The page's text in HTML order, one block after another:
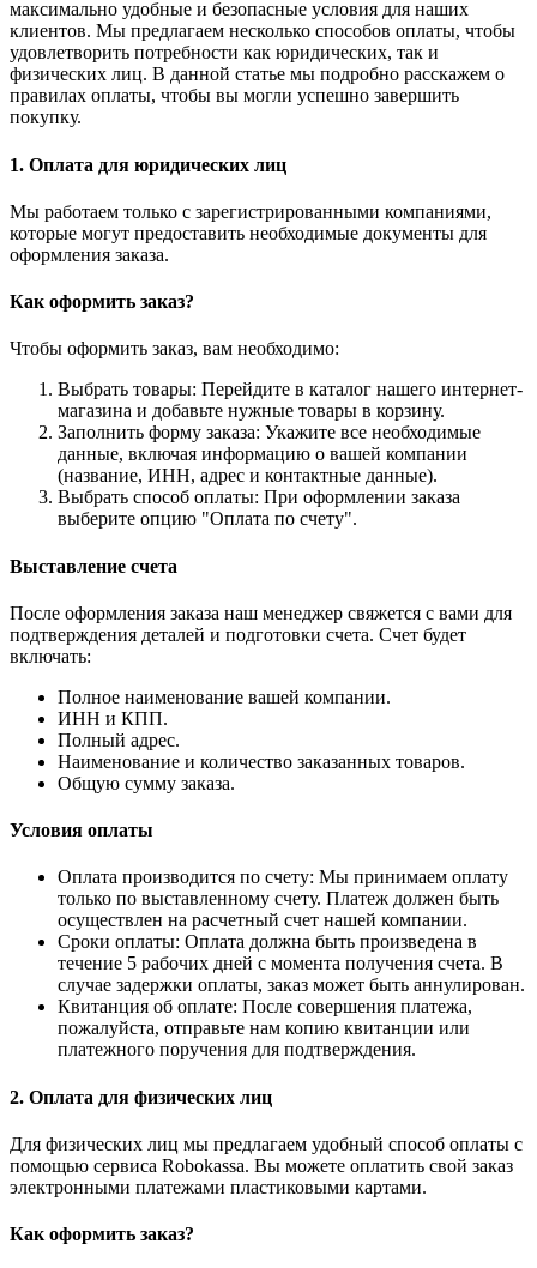
максимально удобные и безопасные условия для наших
клиентов. Мы предлагаем несколько способов оплаты, чтобы
удовлетворить потребности как юридических, так и
физических лиц. В данной статье мы подробно расскажем о
правилах оплаты, чтобы вы могли успешно завершить
покупку.
1. Оплата для юридических лиц
Мы работаем только с зарегистрированными компаниями,
которые могут предоставить необходимые документы для
оформления заказа.
Как оформить заказ?
Чтобы оформить заказ, вам необходимо:
Выбрать товары: Перейдите в каталог нашего интернет-
магазина и добавьте нужные товары в корзину.
Заполнить форму заказа: Укажите все необходимые
данные, включая информацию о вашей компании
(название, ИНН, адрес и контактные данные).
Выбрать способ оплаты: При оформлении заказа
выберите опцию "Оплата по счету".
Выставление счета
После оформления заказа наш менеджер свяжется с вами для
подтверждения деталей и подготовки счета. Счет будет
включать:
Полное наименование вашей компании.
ИНН и КПП.
Полный адрес.
Наименование и количество заказанных товаров.
Общую сумму заказа.
Условия оплаты
Оплата производится по счету: Мы принимаем оплату
только по выставленному счету. Платеж должен быть
осуществлен на расчетный счет нашей компании.
Сроки оплаты: Оплата должна быть произведена в
течение 5 рабочих дней с момента получения счета. В
случае задержки оплаты, заказ может быть аннулирован.
Квитанция об оплате: После совершения платежа,
пожалуйста, отправьте нам копию квитанции или
платежного поручения для подтверждения.
2. Оплата для физических лиц
Для физических лиц мы предлагаем удобный способ оплаты с
помощью сервиса Robokassa. Вы можете оплатить свой заказ
электронными платежами пластиковыми картами.
Как оформить заказ?